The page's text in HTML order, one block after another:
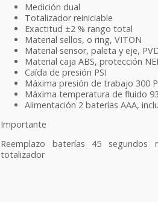
Medición dual
Totalizador reiniciable
Exactitud ±2 % rango total
Material sellos, o ring, VITON
Material sensor, paleta y eje,
Material caja ABS, protección
Caída de presión PSI
Máxima presión de trabajo 300
Máxima temperatura de fluido 93
Alimentación 2 baterías AAA,
Importante
Reemplazo baterías 45
totalizador